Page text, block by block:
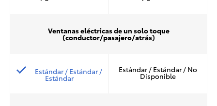
Estándar / Estándar /
Estándar
Ventanas eléctricas de un solo toque
(conductor/pasajero/atrás)
Estándar / Estándar / No
Disponible